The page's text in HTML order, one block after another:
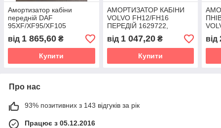
Амортизатор кабіни
передній DAF
95XF/XF95/XF105
(виробник
Великобританія) 1319672,
1387327, 1337159,
від 1 865,60 ₴
Купити
АМОРТИЗАТОР КАБІНИ
VOLVO FH12/FH16
ПЕРЕДІЙ 1629722,
16297228, 62595, 62693
від 1 047,20₴
Купити
від
Про нас
93% позитивних з 143 відгуків за рік
Працює з 05.12.2016